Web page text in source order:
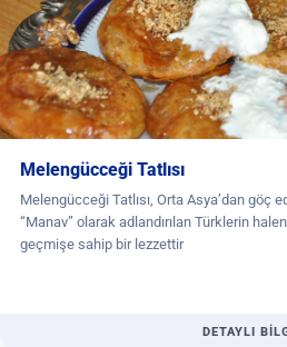
Melengücceği Tatlısı
Melengücceği Tatlısı, Orta Asya’dan göç
“Manav” olarak adlandırılan Türklerin
geçmişe sahip bir lezzettir
DETAYLI